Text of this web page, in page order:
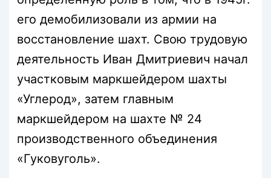
его демобилизовали из армии на
восстановление шахт. Свою трудовую
деятельность Иван Дмитриевич начал
участковым маркшейдером шахты
«Углерод», затем главным
маркшейдером на шахте № 24
производственного объединения
«Гуковуголь».